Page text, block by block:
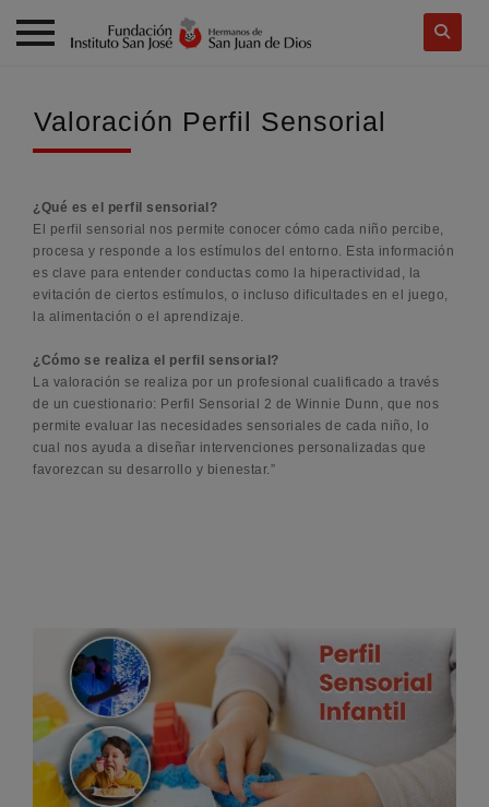
content
Valoración Perfil Sensorial
¿Qué es el perfil sensorial?
El perfil sensorial nos permite conocer cómo cada niño percibe,
procesa y responde a los estímulos del entorno. Esta información
es clave para entender conductas como la hiperactividad, la
evitación de ciertos estímulos, o incluso dificultades en el juego,
la alimentación o el aprendizaje.
¿Cómo se realiza el perfil sensorial?
La valoración se realiza por un profesional cualificado a través
de un cuestionario: Perfil Sensorial 2 de Winnie Dunn, que nos
permite evaluar las necesidades sensoriales de cada niño, lo
cual nos ayuda a diseñar intervenciones personalizadas que
favorezcan su desarrollo y bienestar.”